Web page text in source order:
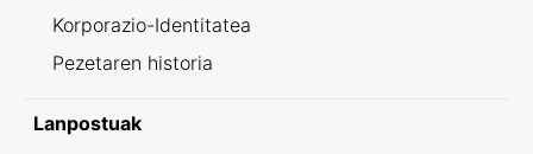
Korporazio-Identitatea
Pezetaren historia
Lanpostuak